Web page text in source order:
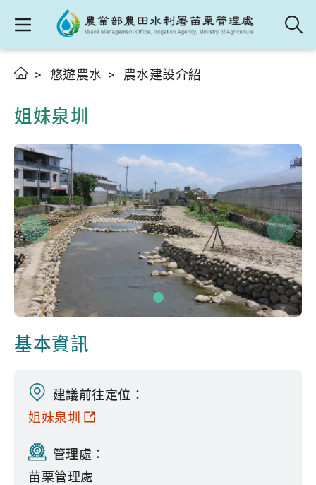
悠遊農水 農水建設介紹
姐妹泉圳
基本資訊
建議前往定位：
姐妹泉圳
管理處：
苗栗管理處